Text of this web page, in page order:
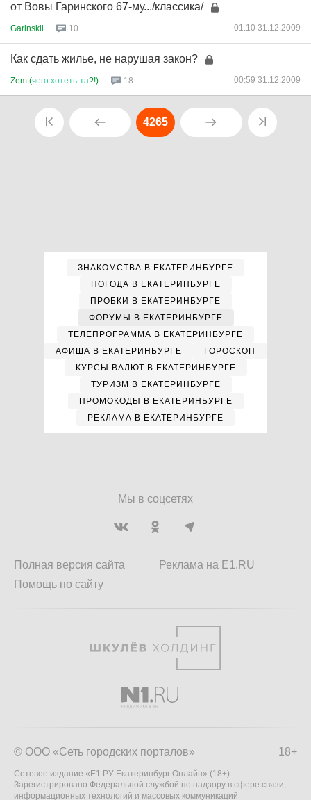
от Вовы Гаринского 67-му.../классика/
Garinskii 10 01:10 31.12.2009
Как сдать жилье, не нарушая закон?
Zem (чего хотеть-та?!) 18 00:59 31.12.2009
4265
ЗНАКОМСТВА В ЕКАТЕРИНБУРГЕ
ПОГОДА В ЕКАТЕРИНБУРГЕ
ПРОБКИ В ЕКАТЕРИНБУРГЕ
ФОРУМЫ В ЕКАТЕРИНБУРГЕ
ТЕЛЕПРОГРАММА В ЕКАТЕРИНБУРГЕ
АФИША В ЕКАТЕРИНБУРГЕ
ГОРОСКОП
КУРСЫ ВАЛЮТ В ЕКАТЕРИНБУРГЕ
ТУРИЗМ В ЕКАТЕРИНБУРГЕ
ПРОМОКОДЫ В ЕКАТЕРИНБУРГЕ
РЕКЛАМА В ЕКАТЕРИНБУРГЕ
Мы в соцсетях
Полная версия сайта
Помощь по сайту
Реклама на E1.RU
18+
© ООО «Сеть городских порталов»
Сетевое издание «Е1.РУ Екатеринбург Онлайн» (18+)
Зарегистрировано Федеральной службой по надзору в сфере связи,
информационных технологий и массовых коммуникаций